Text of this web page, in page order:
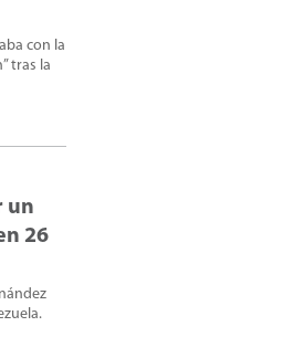
con la
tras la
un
26